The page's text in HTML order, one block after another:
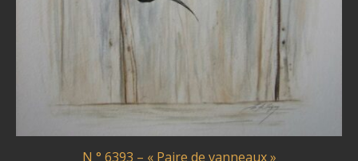
N ° 6393 – « Paire de vanneaux »